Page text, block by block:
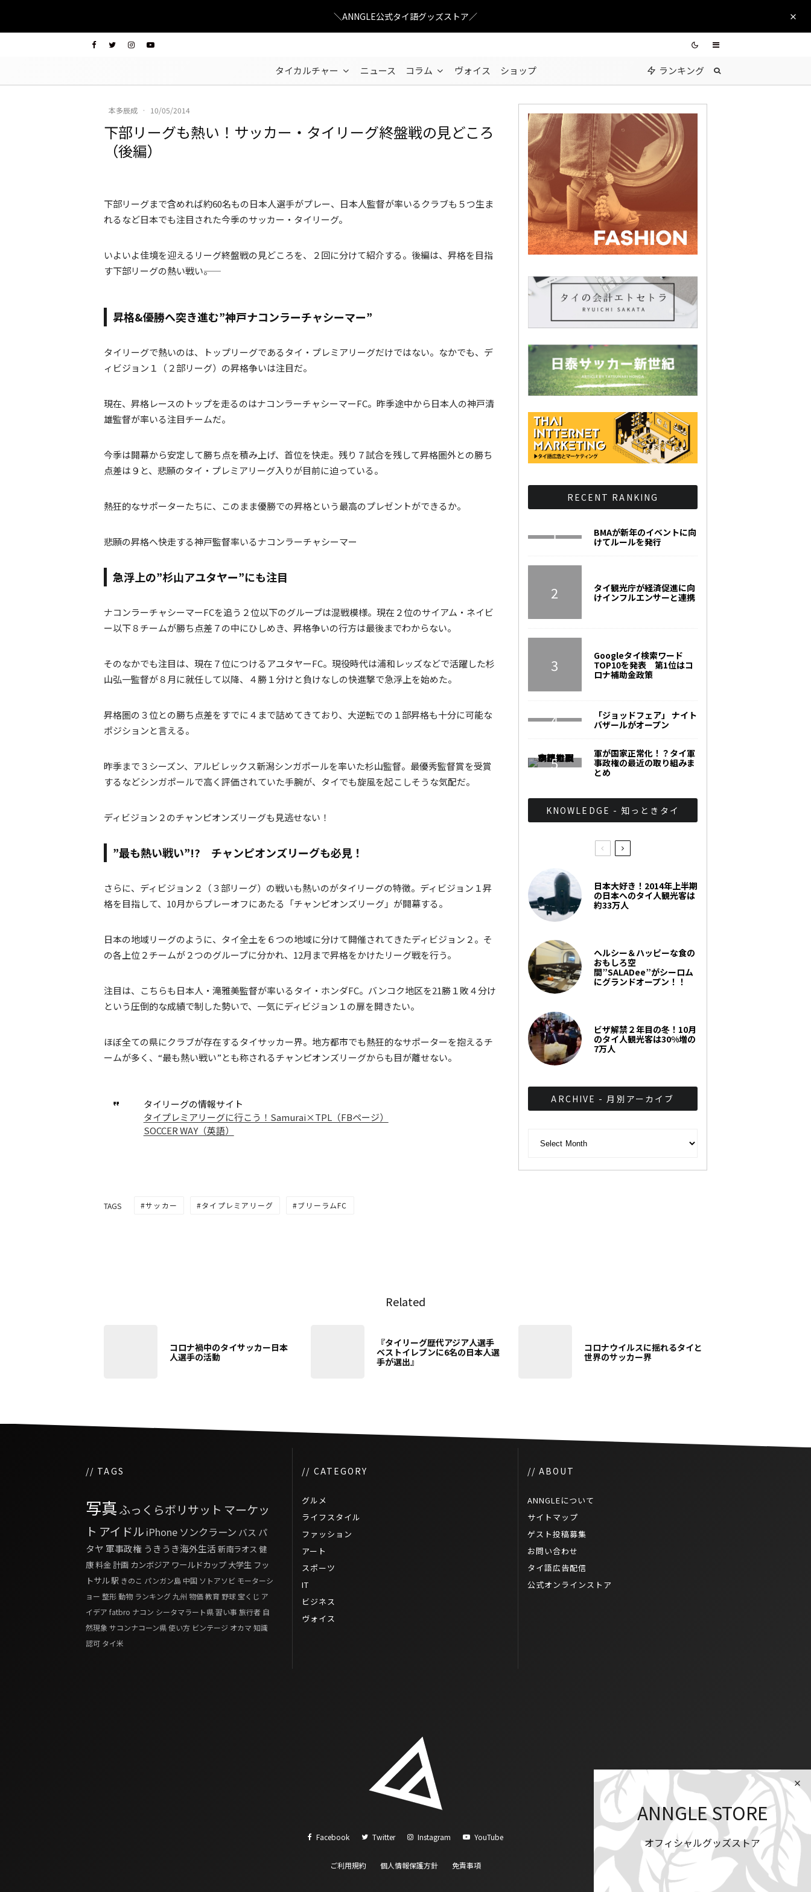
＼ANNGLE公式タイ語グッズストア／
タイカルチャー ニュース コラム ヴォイス ショップ ランキング
本多辰成 · 10/05/2014
下部リーグも熱い！サッカー・タイリーグ終盤戦の見どころ
（後編）
下部リーグまで含めれば約60名もの日本人選手がプレー、日本人監督が率いるクラブも５つ生ま
れるなど日本でも注目された今季のサッカー・タイリーグ。
いよいよ佳境を迎えるリーグ終盤戦の見どころを、２回に分けて紹介する。後編は、昇格を目指
す下部リーグの熱い戦い――。
昇格&優勝へ突き進む”神戸ナコンラーチャシーマー”
タイリーグで熱いのは、トップリーグであるタイ・プレミアリーグだけではない。なかでも、デ
ィビジョン１（２部リーグ）の昇格争いは注目だ。
現在、昇格レースのトップを走るのはナコンラーチャシーマーFC。昨季途中から日本人の神戸清
雄監督が率いる注目チームだ。
今季は開幕から安定して勝ち点を積み上げ、首位を快走。残り７試合を残して昇格圏外との勝ち
点差は９と、悲願のタイ・プレミアリーグ入りが目前に迫っている。
熱狂的なサポーターたちに、このまま優勝での昇格という最高のプレゼントができるか。
悲願の昇格へ快走する神戸監督率いるナコンラーチャシーマー
急浮上の”杉山アユタヤー”にも注目
ナコンラーチャシーマーFCを追う２位以下のグループは混戦模様。現在２位のサイアム・ネイビ
ー以下８チームが勝ち点差７の中にひしめき、昇格争いの行方は最後までわからない。
そのなかでも注目は、現在７位につけるアユタヤーFC。現役時代は浦和レッズなどで活躍した杉
山弘一監督が８月に就任して以降、４勝１分けと負けなしの快進撃で急浮上を始めた。
昇格圏の３位との勝ち点差をすでに４まで詰めてきており、大逆転での１部昇格も十分に可能な
ポジションと言える。
昨季まで３シーズン、アルビレックス新潟シンガポールを率いた杉山監督。最優秀監督賞を受賞
するなどシンガポールで高く評価されていた手腕が、タイでも旋風を起こしそうな気配だ。
ディビジョン２のチャンピオンズリーグも見逃せない！
”最も熱い戦い”!? チャンピオンズリーグも必見！
さらに、ディビジョン２（３部リーグ）の戦いも熱いのがタイリーグの特徴。ディビジョン１昇
格を目指して、10月からプレーオフにあたる「チャンピオンズリーグ」が開幕する。
日本の地域リーグのように、タイ全土を６つの地域に分けて開催されてきたディビジョン２。そ
の各上位２チームが２つのグループに分かれ、12月まで昇格をかけたリーグ戦を行う。
注目は、こちらも日本人・滝雅美監督が率いるタイ・ホンダFC。バンコク地区を21勝１敗４分け
という圧倒的な成績で制した勢いで、一気にディビジョン１の扉を開きたい。
ほぼ全ての県にクラブが存在するタイサッカー界。地方都市でも熱狂的なサポーターを抱えるチ
ームが多く、“最も熱い戦い”とも称されるチャンピオンズリーグからも目が離せない。
タイリーグの情報サイト
タイプレミアリーグに行こう！Samurai×TPL（FBページ）
SOCCER WAY（英語）
TAGS サッカー タイプレミアリーグ ブリーラムFC
RECENT RANKING
BMAが新年のイベントに向
けてルールを発行
タイ観光庁が経済促進に向
けインフルエンサーと連携
Googleタイ検索ワード
TOP10を発表 第1位はコ
ロナ補助金政策
「ジョッドフェア」 ナイト
バザールがオープン
軍が国家正常化！？タイ軍
事政権の最近の取り組みま
とめ
KNOWLEDGE - 知っときタイ
日本大好き！2014年上半期
の日本へのタイ人観光客は
約33万人
ヘルシー＆ハッピーな食の
おもしろ空
間”SALADee”がシーロム
にグランドオープン！！
ビザ解禁２年目の冬！10月
のタイ人観光客は30%増の
7万人
ARCHIVE - 月別アーカイブ
Related
コロナ禍中のタイサッカー日本
人選手の活動
『タイリーグ歴代アジア人選手
ベストイレブンに6名の日本人選
手が選出』
コロナウイルスに揺れるタイと
世界のサッカー界
// TAGS
写真ふっくらボリサット マーケッ
ト アイドル iPhone ソンクラーン バス パ
タヤ 軍事政権 うきうき海外生活 新南ラオス 健
康料金計画 カンボジア ワールドカップ 大学生 フッ
トサル駅 きのこ パンガン島 中国 ソトアソビ モーターシ
ョー 整形動物 ランキング九州 物価教育 野球 宝くじ ア
イデア fatbro ナコン シータマラート県習い事 旅行者 自
然現象 サコンナコーン県使い方 ビンテージ オカマ 知識
認可 タイ米
// CATEGORY
グルメ
ライフスタイル
ファッション
アート
スポーツ
IT
ビジネス
ヴォイス
// ABOUT
ANNGLEについて
サイトマップ
ゲスト投稿募集
お問い合わせ
タイ語広告配信
公式オンラインストア
Facebook Twitter Instagram YouTube
ご利用規約 個人情報保護方針 免責事項
ANNGLE STORE
オフィシャルグッズストア